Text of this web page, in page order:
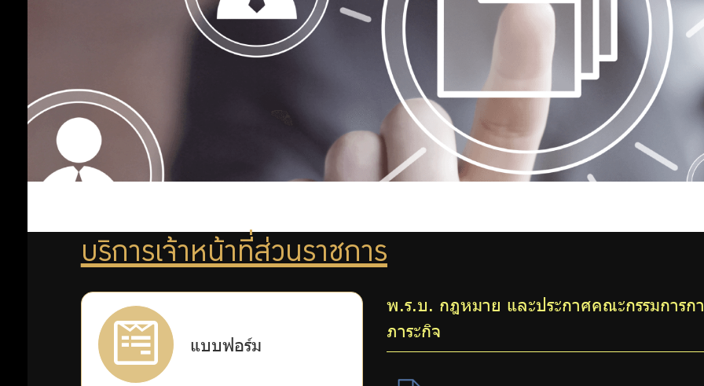
กบข.
กิจกรรม
บริการเจ้าหน้าที่ส่วนราชการ
แบบฟอร์ม
พ.ร.บ. กฎหมาย และประกาศคณะกรรมการก
ภาระกิจ